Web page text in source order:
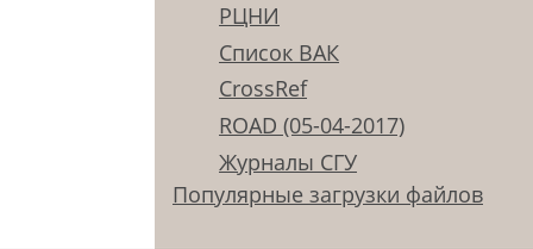
РЦНИ
Список ВАК
CrossRef
ROAD (05-04-2017)
Журналы СГУ
Популярные загрузки файлов